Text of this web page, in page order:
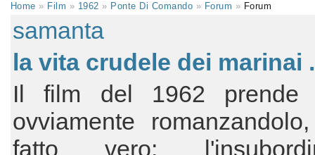
Home » Film » 1962 » Ponte Di Comando » Forum » Forum
samanta
la vita crudele dei marinai
Il film del 1962 prende
ovviamente
fatto vero: